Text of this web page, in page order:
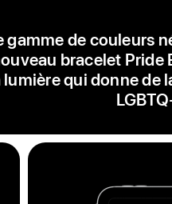
gamme de couleurs
bracelet
qui donne de